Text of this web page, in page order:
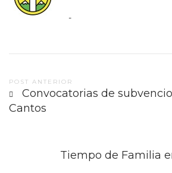
-
Post
navigation
POST ANTERIOR
Convocatorias de
Cantos
Tiempo de Familia